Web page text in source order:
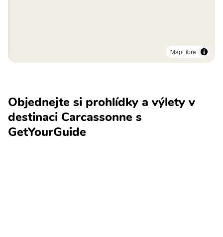
MapLibre
Objednejte si prohlídky a výlety v
destinaci Carcassonne s
GetYourGuide